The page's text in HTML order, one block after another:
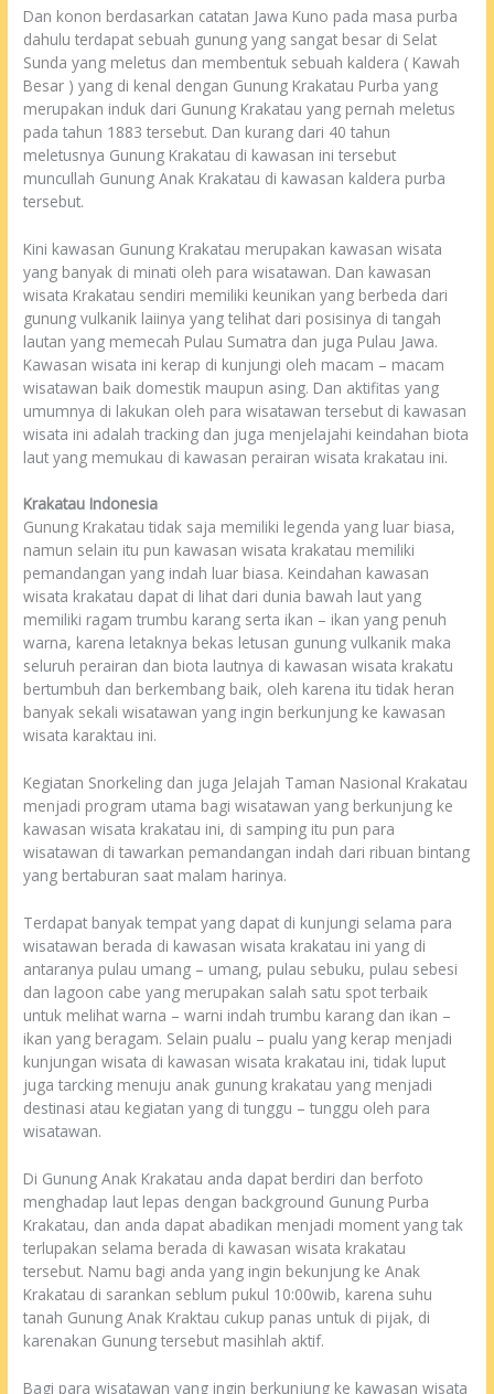
Dan konon berdasarkan catatan Jawa Kuno pada masa purba
dahulu terdapat sebuah gunung yang sangat besar di Selat
Sunda yang meletus dan membentuk sebuah kaldera ( Kawah
Besar ) yang di kenal dengan Gunung Krakatau Purba yang
merupakan induk dari Gunung Krakatau yang pernah meletus
pada tahun 1883 tersebut. Dan kurang dari 40 tahun
meletusnya Gunung Krakatau di kawasan ini tersebut
muncullah Gunung Anak Krakatau di kawasan kaldera purba
tersebut.
Kini kawasan Gunung Krakatau merupakan kawasan wisata
yang banyak di minati oleh para wisatawan. Dan kawasan
wisata Krakatau sendiri memiliki keunikan yang berbeda dari
gunung vulkanik laiinya yang telihat dari posisinya di tangah
lautan yang memecah Pulau Sumatra dan juga Pulau Jawa.
Kawasan wisata ini kerap di kunjungi oleh macam – macam
wisatawan baik domestik maupun asing. Dan aktifitas yang
umumnya di lakukan oleh para wisatawan tersebut di kawasan
wisata ini adalah tracking dan juga menjelajahi keindahan biota
laut yang memukau di kawasan perairan wisata krakatau ini.
Krakatau Indonesia
Gunung Krakatau tidak saja memiliki legenda yang luar biasa,
namun selain itu pun kawasan wisata krakatau memiliki
pemandangan yang indah luar biasa. Keindahan kawasan
wisata krakatau dapat di lihat dari dunia bawah laut yang
memiliki ragam trumbu karang serta ikan – ikan yang penuh
warna, karena letaknya bekas letusan gunung vulkanik maka
seluruh perairan dan biota lautnya di kawasan wisata krakatu
bertumbuh dan berkembang baik, oleh karena itu tidak heran
banyak sekali wisatawan yang ingin berkunjung ke kawasan
wisata karaktau ini.
Kegiatan Snorkeling dan juga Jelajah Taman Nasional Krakatau
menjadi program utama bagi wisatawan yang berkunjung ke
kawasan wisata krakatau ini, di samping itu pun para
wisatawan di tawarkan pemandangan indah dari ribuan bintang
yang bertaburan saat malam harinya.
Terdapat banyak tempat yang dapat di kunjungi selama para
wisatawan berada di kawasan wisata krakatau ini yang di
antaranya pulau umang – umang, pulau sebuku, pulau sebesi
dan lagoon cabe yang merupakan salah satu spot terbaik
untuk melihat warna – warni indah trumbu karang dan ikan –
ikan yang beragam. Selain pualu – pualu yang kerap menjadi
kunjungan wisata di kawasan wisata krakatau ini, tidak luput
juga tarcking menuju anak gunung krakatau yang menjadi
destinasi atau kegiatan yang di tunggu – tunggu oleh para
wisatawan.
Di Gunung Anak Krakatau anda dapat berdiri dan berfoto
menghadap laut lepas dengan background Gunung Purba
Krakatau, dan anda dapat abadikan menjadi moment yang tak
terlupakan selama berada di kawasan wisata krakatau
tersebut. Namu bagi anda yang ingin bekunjung ke Anak
Krakatau di sarankan seblum pukul 10:00wib, karena suhu
tanah Gunung Anak Kraktau cukup panas untuk di pijak, di
karenakan Gunung tersebut masihlah aktif.
Bagi para wisatawan yang ingin berkunjung ke kawasan wisata